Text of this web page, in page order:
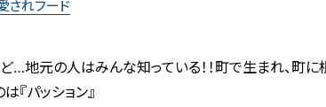
されフード
地元の人はみんな知っている！！町で生まれ、町に
『パッション』